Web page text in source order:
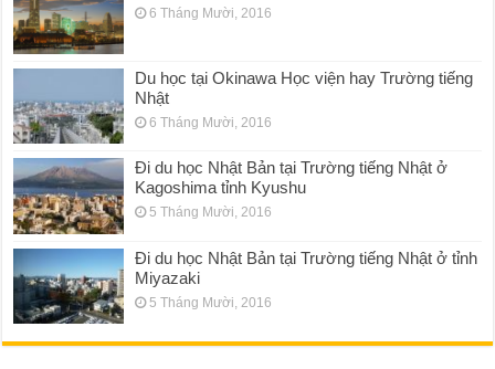
6 Tháng Mười, 2016
Du học tại Okinawa Học viện hay Trường tiếng
Nhật
6 Tháng Mười, 2016
Đi du học Nhật Bản tại Trường tiếng Nhật ở
Kagoshima tỉnh Kyushu
5 Tháng Mười, 2016
Đi du học Nhật Bản tại Trường tiếng Nhật ở tỉnh
Miyazaki
5 Tháng Mười, 2016